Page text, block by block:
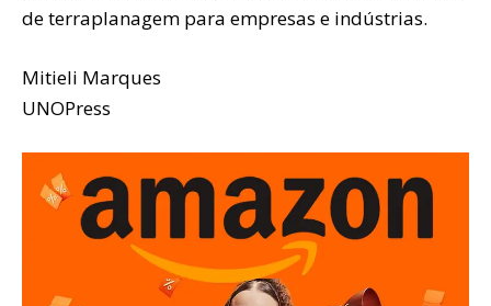
de terraplanagem para empresas e indústrias.
Mitieli Marques
UNOPress